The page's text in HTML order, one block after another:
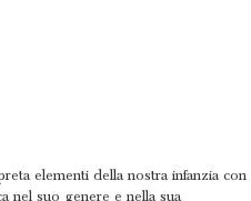
elementi della nostra infanzia con
nel suo genere e nella sua